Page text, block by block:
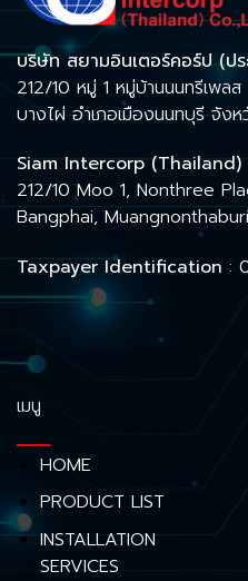
บริษัท สยามอินเตอร์คอร์ป (ปร
212/10 หมู่ 1 หมู่บ้านนนทรีเพล
บางไผ่ อำเภอเมืองนนทบุรี จัง
Siam Intercorp (Thailand)
212/10 Moo 1, Nonthree
Bangphai,
Taxpayer Identification :
เมนู
HOME
PRODUCT LIST
INSTALLATION
SERVICES